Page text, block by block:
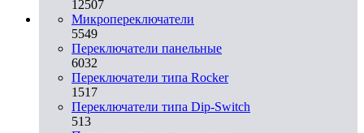
12507
Микропереключатели
5549
Переключатели панельные
6032
Переключатели типа Rocker
1517
Переключатели типа Dip-Switch
513